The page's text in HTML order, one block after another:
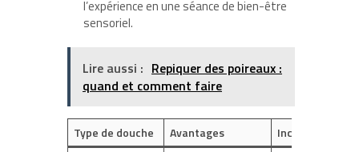
l’expérience en une séance de bien-être
sensoriel.
Lire aussi : Repiquer des poireaux :
quand et comment faire
Type de douche Avantages Inconvénients